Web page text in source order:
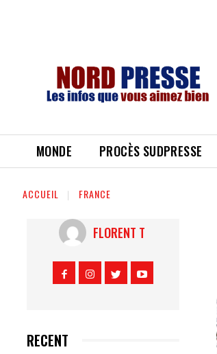
MONDE PROCÈS SUDPRESSE
ACCUEIL FRANCE
FLORENT T
RECENT